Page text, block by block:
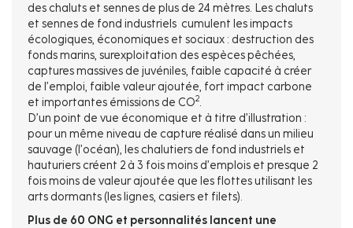
des chaluts et sennes de plus de 24 mètres. Les chaluts
et sennes de fond industriels cumulent les impacts
écologiques, économiques et sociaux : destruction des
fonds marins, surexploitation des espèces pêchées,
captures massives de juvéniles, faible capacité à créer
de l’emploi, faible valeur ajoutée, fort impact carbone
et importantes émissions de CO2.
D’un point de vue économique et à titre d’illustration :
pour un même niveau de capture réalisé dans un milieu
sauvage (l’océan), les chalutiers de fond industriels et
hauturiers créent 2 à 3 fois moins d’emplois et presque 2
fois moins de valeur ajoutée que les flottes utilisant les
arts dormants (les lignes, casiers et filets).
Plus de 60 ONG et personnalités lancent une